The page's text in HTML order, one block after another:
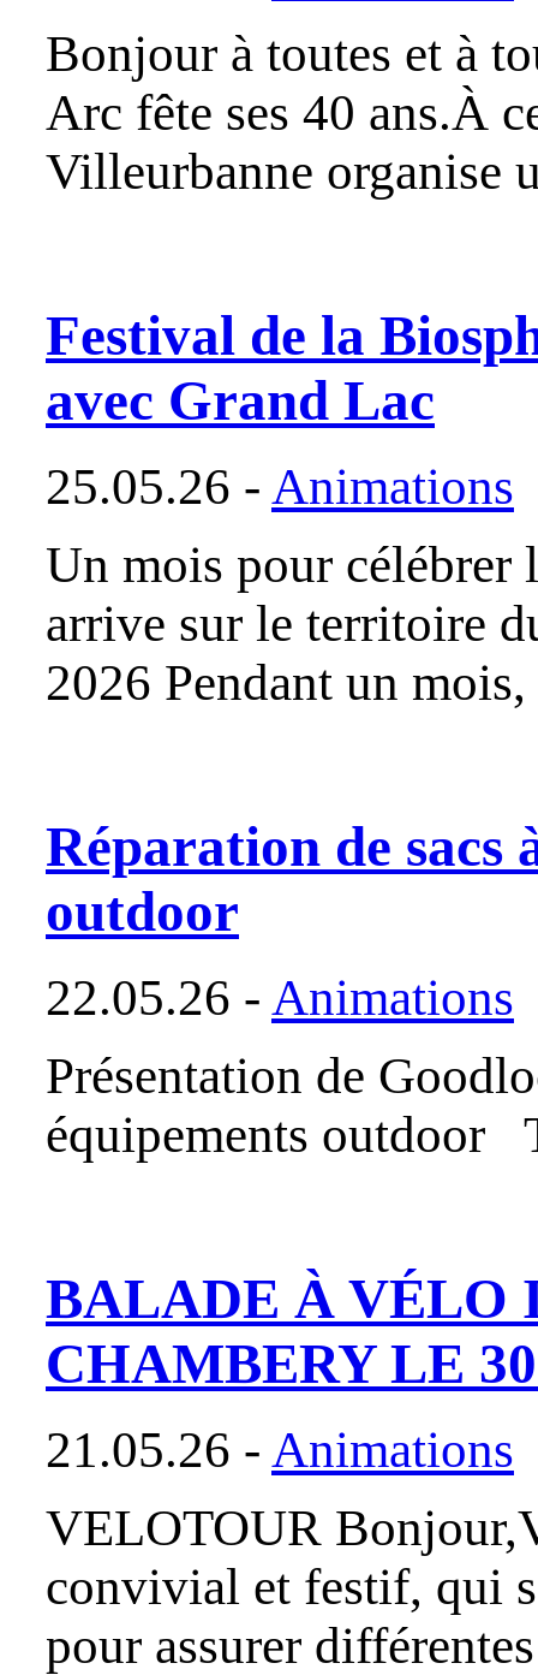
Bonjour à toutes et à
Arc fête ses 40 ans.À
Villeurbanne
Festival de la
avec Grand Lac
25.05.26 - Animations
Un mois pour célébrer
arrive sur le territoire
2026 Pendant un
Réparation de sacs
outdoor
22.05.26 - Animations
Présentation de
équipements outdoor
BALADE À VÉLO
CHAMBERY LE
21.05.26 - Animations
VELOTOUR
convivial et festif, qui
pour assurer